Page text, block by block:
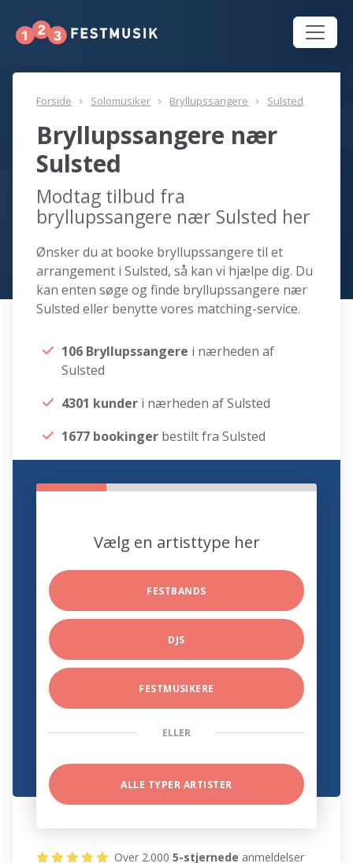
Forside Solomusiker Bryllupssangere Sulsted
Bryllupssangere nær
Sulsted
Modtag tilbud fra
bryllupssangere nær Sulsted her
Ønsker du at booke bryllupssangere til et
arrangement i Sulsted, så kan vi hjælpe dig. Du
kan enten søge og finde bryllupssangere nær
Sulsted eller benytte vores matching-service.
106 Bryllupssangere i nærheden af
Sulsted
4301 kunder i nærheden af Sulsted
1677 bookinger bestilt fra Sulsted
Vælg en artisttype her
FESTBANDS
DJS
FESTMUSIKERE
ELLER
ALLE TYPER ARTISTER
Over 2.0005-stjernede anmeldelser